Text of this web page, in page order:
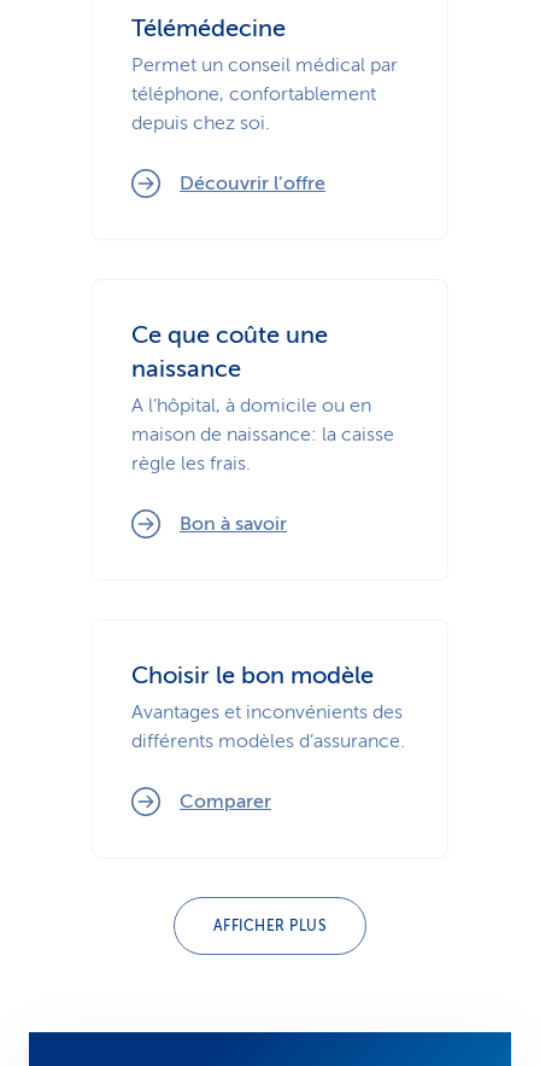
Télémédecine
Permet un conseil médical par
téléphone, confortablement
depuis chez soi.
Découvrir l’offre
Ce que coûte une
naissance
A l’hôpital, à domicile ou en
maison de naissance: la caisse
règle les frais.
Bon à savoir
Choisir le bon modèle
Avantages et inconvénients des
différents modèles d’assurance.
Comparer
AFFICHER PLUS